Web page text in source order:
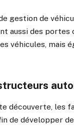
gestion de
aussi des
véhicules, mais
découverte, les
de développer